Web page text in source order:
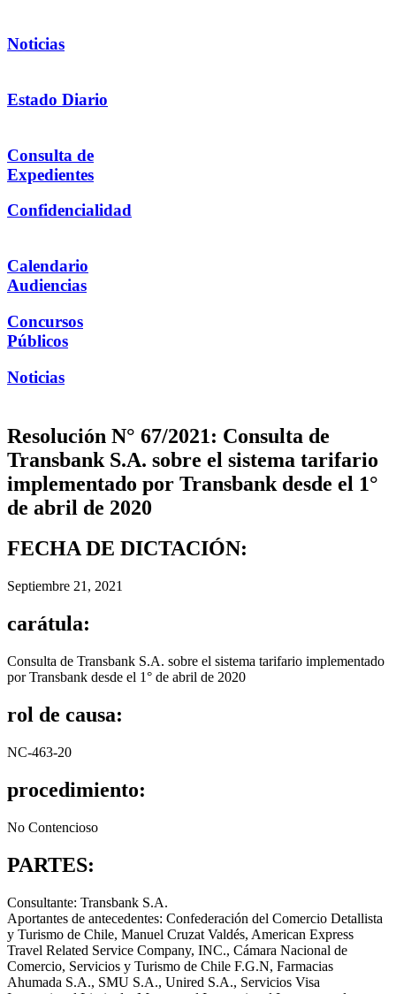
Noticias
Estado Diario
Consulta de
Expedientes
Confidencialidad
Calendario
Audiencias
Concursos
Públicos
Noticias
Resolución N° 67/2021: Consulta de
Transbank S.A. sobre el sistema tarifario
implementado por Transbank desde el 1°
de abril de 2020
FECHA DE DICTACIÓN:
Septiembre 21, 2021
carátula:
Consulta de Transbank S.A. sobre el sistema tarifario implementado
por Transbank desde el 1° de abril de 2020
rol de causa:
NC-463-20
procedimiento:
No Contencioso
PARTES:
Consultante: Transbank S.A.
Aportantes de antecedentes: Confederación del Comercio Detallista
y Turismo de Chile, Manuel Cruzat Valdés, American Express
Travel Related Service Company, INC., Cámara Nacional de
Comercio, Servicios y Turismo de Chile F.G.N, Farmacias
Ahumada S.A., SMU S.A., Unired S.A., Servicios Visa